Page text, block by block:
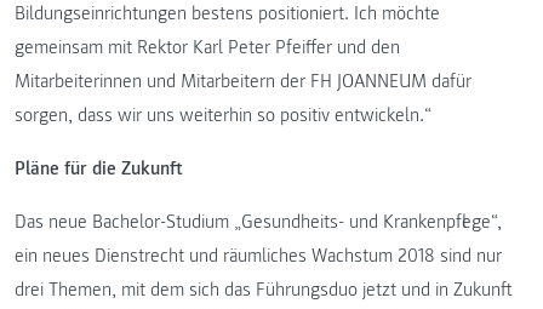
Bildungseinrichtungen bestens positioniert. Ich möchte
gemeinsam mit Rektor Karl Peter Pfeiffer und den
Mitarbeiterinnen und Mitarbeitern der FH JOANNEUM dafür
sorgen, dass wir uns weiterhin so positiv entwickeln.“
Pläne für die Zukunft
Das neue Bachelor-Studium „Gesundheits- und Krankenpflege“,
ein neues Dienstrecht und räumliches Wachstum 2018 sind nur
drei Themen, mit dem sich das Führungsduo jetzt und in Zukunft